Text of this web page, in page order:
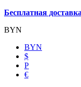
Бесплатная
BYN
BYN
$
Р
€